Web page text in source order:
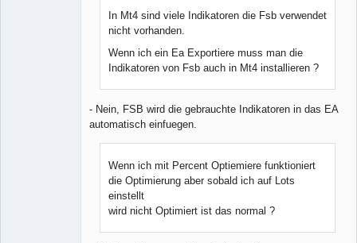
In Mt4 sind viele Indikatoren die Fsb verwendet
nicht vorhanden.
Wenn ich ein Ea Exportiere muss man die
Indikatoren von Fsb auch in Mt4 installieren ?
- Nein, FSB wird die gebrauchte Indikatoren in das EA
automatisch einfuegen.
Wenn ich mit Percent Optiemiere funktioniert
die Optimierung aber sobald ich auf Lots
einstellt
wird nicht Optimiert ist das normal ?